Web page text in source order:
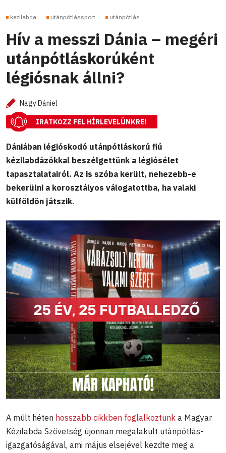
kezilabda utánpótlássport utánpótlás
Hív a messzi Dánia – megéri
utánpótláskorúként
légiósnak állni?
Nagy Dániel
IRATKOZZ FEL HÍRLEVELÜNKRE!
Dániában légióskodó utánpótláskorú fiú
kézilabdázókkal beszélgettünk a légiósélet
tapasztalatairól. Az is szóba került, nehezebb-e
bekerülni a korosztályos válogatottba, ha valaki
külföldön játszik.
A múlt héten hosszabb cikkben foglalkoztunk a Magyar
Kézilabda Szövetség újonnan megalakult utánpótlás-
igazgatóságával, ami május elsejével kezdte meg a